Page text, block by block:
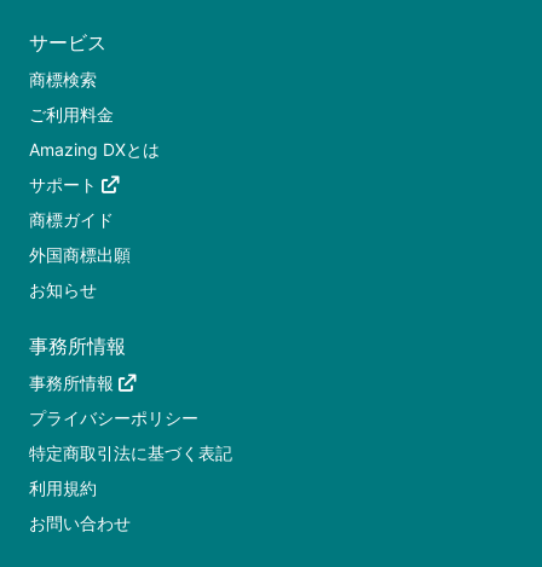
サービス
商標検索
ご利用料金
Amazing DXとは
サポート
商標ガイド
外国商標出願
お知らせ
事務所情報
事務所情報
プライバシーポリシー
特定商取引法に基づく表記
利用規約
お問い合わせ